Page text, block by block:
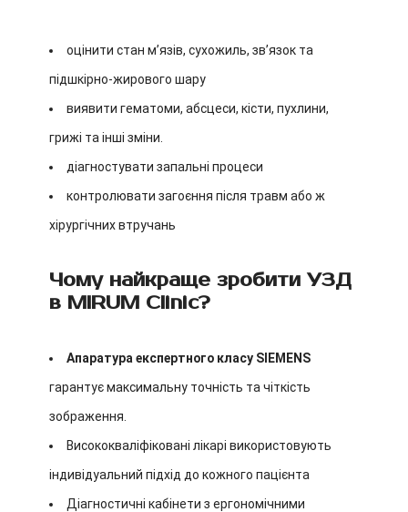
оцінити стан м’язів, сухожиль, зв’язок та
підшкірно-жирового шару
виявити гематоми, абсцеси, кісти, пухлини,
грижі та інші зміни.
діагностувати запальні процеси
контролювати загоєння після травм або ж
хірургічних втручань
Чому найкраще зробити УЗД
в MIRUM Clinic?
Апаратура експертного класу SIEMENS
гарантує максимальну точність та чіткість
зображення.
Висококваліфіковані лікарі використовують
індивідуальний підхід до кожного пацієнта
Діагностичні кабінети з ергономічними